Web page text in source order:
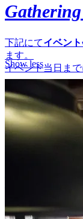
Gathering
下記にてイベン
ます。
イベント当日まで
Below, you’ll find
register, and how
the details before
——
現地会場 |
1 Chome-
*オフィス直通エ
Show less